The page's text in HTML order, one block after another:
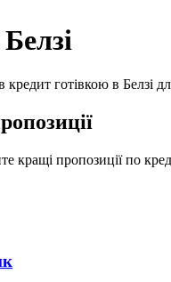
готівкою в Белзі
кращі пропозиції по